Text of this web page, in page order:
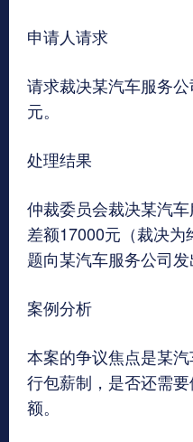
申请人请求
请求裁决某汽车服务
元。
处理结果
仲裁委员会裁决某汽
差额17000元（裁决
题向某汽车服务公司发
案例分析
本案的争议焦点是某
行包薪制，是否还需
额。